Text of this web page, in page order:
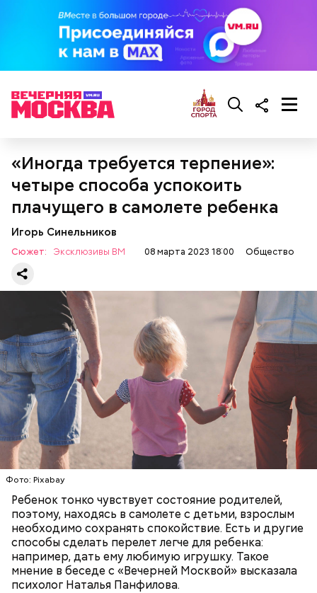
«Иногда требуется терпение»:
четыре способа успокоить
плачущего в самолете ребенка
Игорь Синельников
Сюжет: Эксклюзивы ВМ 08 марта 2023 18:00 Общество
Фото: Pixabay
Ребенок тонко чувствует состояние родителей,
поэтому, находясь в самолете с детьми, взрослым
необходимо сохранять спокойствие. Есть и другие
способы сделать перелет легче для ребенка:
например, дать ему любимую игрушку. Такое
мнение в беседе с «Вечерней Москвой» высказала
психолог Наталья Панфилова.
— Бояться шаровых молний не надо, важно
сохранять спокойствие. Обычная молния — это
серьезно, особенно если находитесь в воде, около
высоких зданий и предметов, около деревьев, —
отметил ученый.
Он также рассказал, что появление шаровых
молний не редкость и в Москве.